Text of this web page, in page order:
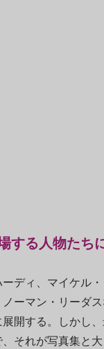
する人物たち
ディ、マイケル
ーマン・リーダ
開する。しかし
それが写真集と